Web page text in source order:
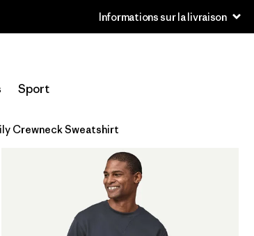
Informations sur la livraison
Sport
Crewneck Sweatshirt